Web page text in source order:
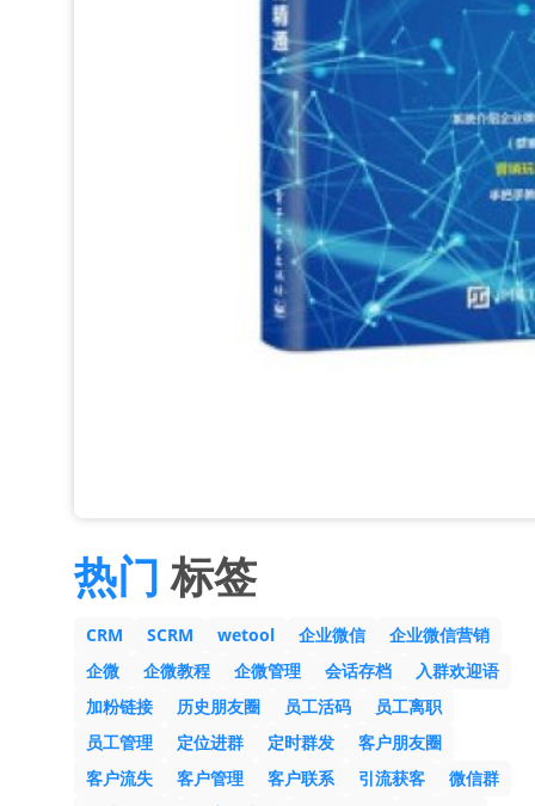
热门 标签
CRM SCRM wetool 企业微信
企业微信营销
企微
企微教程 企微管理 会话存档
入群欢迎语
加粉链接
历史朋友圈 员工活码
员工离职
员工管理
定位进群 定时群发
客户朋友圈
客户流失
客户管理 客户联系 引流获客
微信群